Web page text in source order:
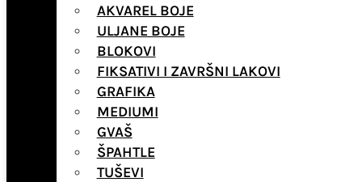
AKVAREL BOJE
ULJANE BOJE
BLOKOVI
FIKSATIVI I ZAVRŠNI LAKOVI
GRAFIKA
MEDIUMI
GVAŠ
ŠPAHTLE
TUŠEVI